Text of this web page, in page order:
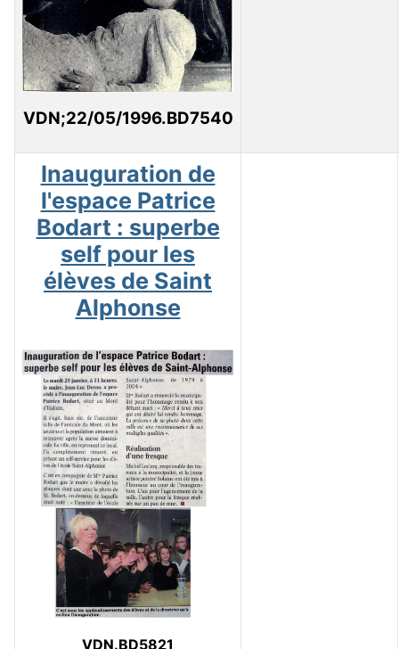
VDN;22/05/1996.BD7540
Inauguration de
l'espace Patrice
Bodart : superbe
self pour les
élèves de Saint
Alphonse
VDN.BD5821